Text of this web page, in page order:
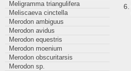
Meligramma triangulifera
Meliscaeva cinctella
Merodon ambiguus
Merodon avidus
Merodon equestris
Merodon moenium
Merodon obscuritarsis
Merodon sp.